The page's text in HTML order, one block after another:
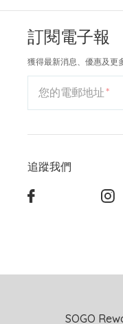
訂閱電子報
獲得最新消息、優惠及更
您的電郵地址
追蹤我們
SOGO